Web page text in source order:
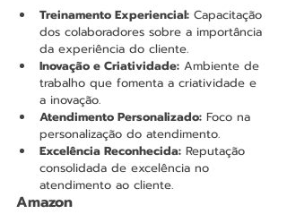
Treinamento Experiencial: Capacitação
dos colaboradores sobre a importância
da experiência do cliente.
Inovação e Criatividade: Ambiente de
trabalho que fomenta a criatividade e
a inovação.
Atendimento Personalizado: Foco na
personalização do atendimento.
Excelência Reconhecida: Reputação
consolidada de excelência no
atendimento ao cliente.
Amazon